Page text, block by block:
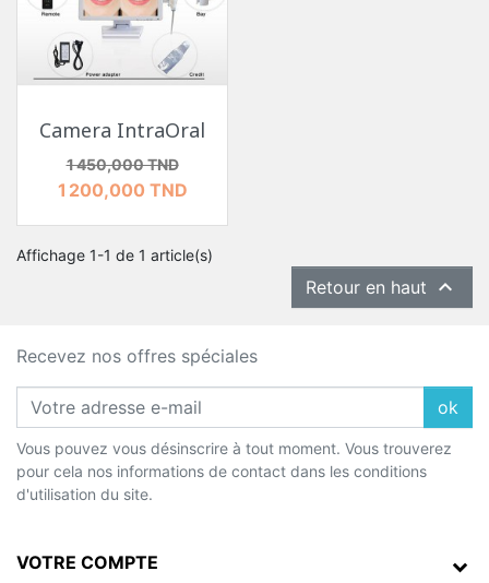
Camera IntraOral
Prix de base
1 450,000 TNDPrix
1 200,000 TND
Affichage 1-1 de 1 article(s)
Retour en haut 
Recevez nos offres spéciales
ok
Vous pouvez vous désinscrire à tout moment. Vous trouverez
pour cela nos informations de contact dans les conditions
d'utilisation du site.
VOTRE COMPTE